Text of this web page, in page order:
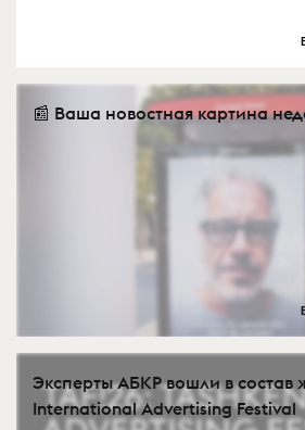
📰 Ваша новостная картина
Эксперты АБКР вошли в состав
International Advertising Festival